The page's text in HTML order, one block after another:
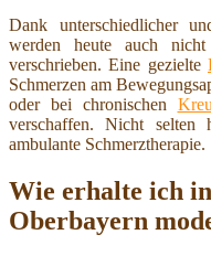
Dank unterschiedlicher
werden heute auch
verschrieben. Eine gezielte
Schmerzen am
oder bei chronischen
verschaffen. Nicht
ambulante Schmerztherapie.
Wie erhalte ich
Oberbayern